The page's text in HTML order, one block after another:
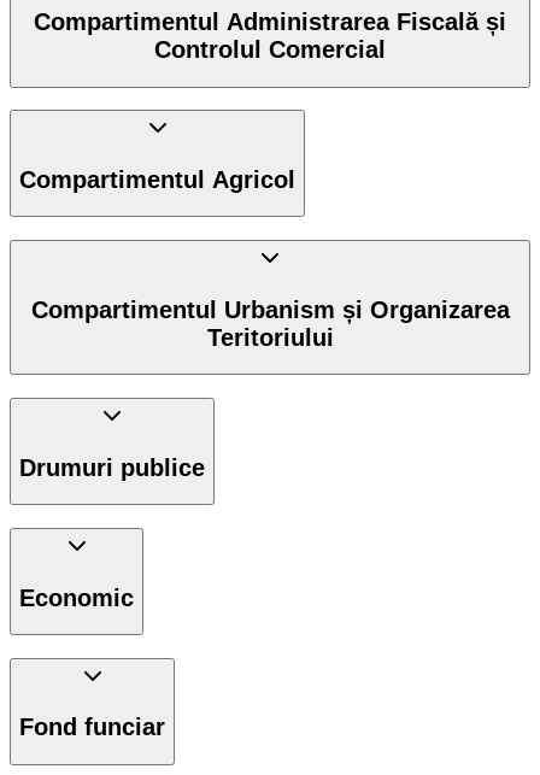
Compartimentul Administrarea Fiscală și
Controlul Comercial
Compartimentul Agricol
Compartimentul Urbanism și Organizarea
Teritoriului
Drumuri publice
Economic
Fond funciar